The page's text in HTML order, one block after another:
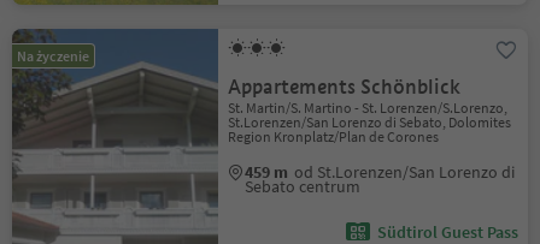
Na życzenie
Appartements Schönblick
St. Martin/S. Martino - St. Lorenzen/S.Lorenzo,
St.Lorenzen/San Lorenzo di Sebato, Dolomites
Region Kronplatz/Plan de Corones
459 m od St.Lorenzen/San Lorenzo di
Sebato centrum
Südtirol Guest Pass